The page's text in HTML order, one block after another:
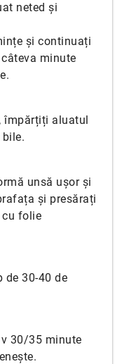
neted și
și continuați
minute
împărțiți aluatul
unsă ușor și
și presărați
cu folie
de 30-40 de
30/35 minute